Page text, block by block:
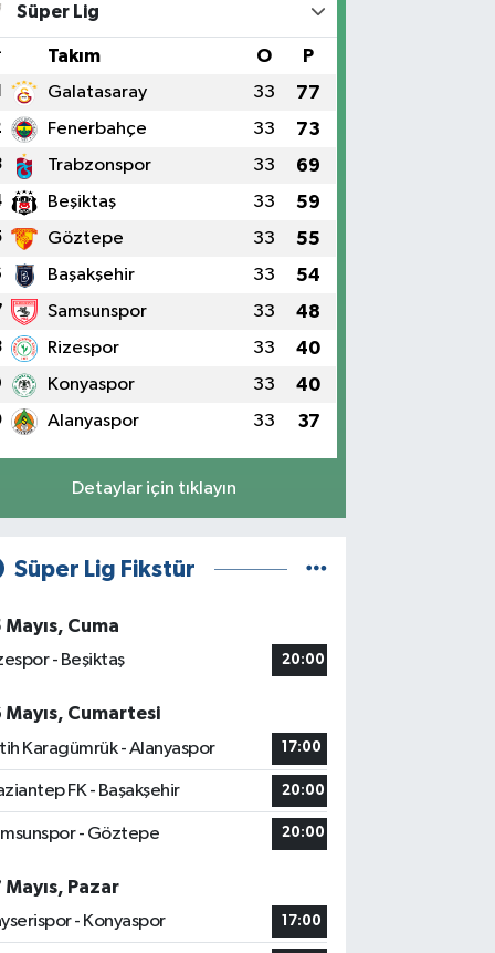
Süper Lig
Takım O P
Galatasaray 33 77
Fenerbahçe 33 73
Trabzonspor 33 69
Beşiktaş 33 59
Göztepe 33 55
Başakşehir 33 54
Samsunspor 33 48
Rizespor 33 40
Konyaspor 33 40
Alanyaspor 33 37
Detaylar için tıklayın
Süper Lig Fikstür
Mayıs, Cuma
- Beşiktaş
20:00
Mayıs, Cumartesi
Karagümrük - Alanyaspor
17:00
FK - Başakşehir 20:00
- Göztepe 20:00
Mayıs, Pazar
- Konyaspor
17:00